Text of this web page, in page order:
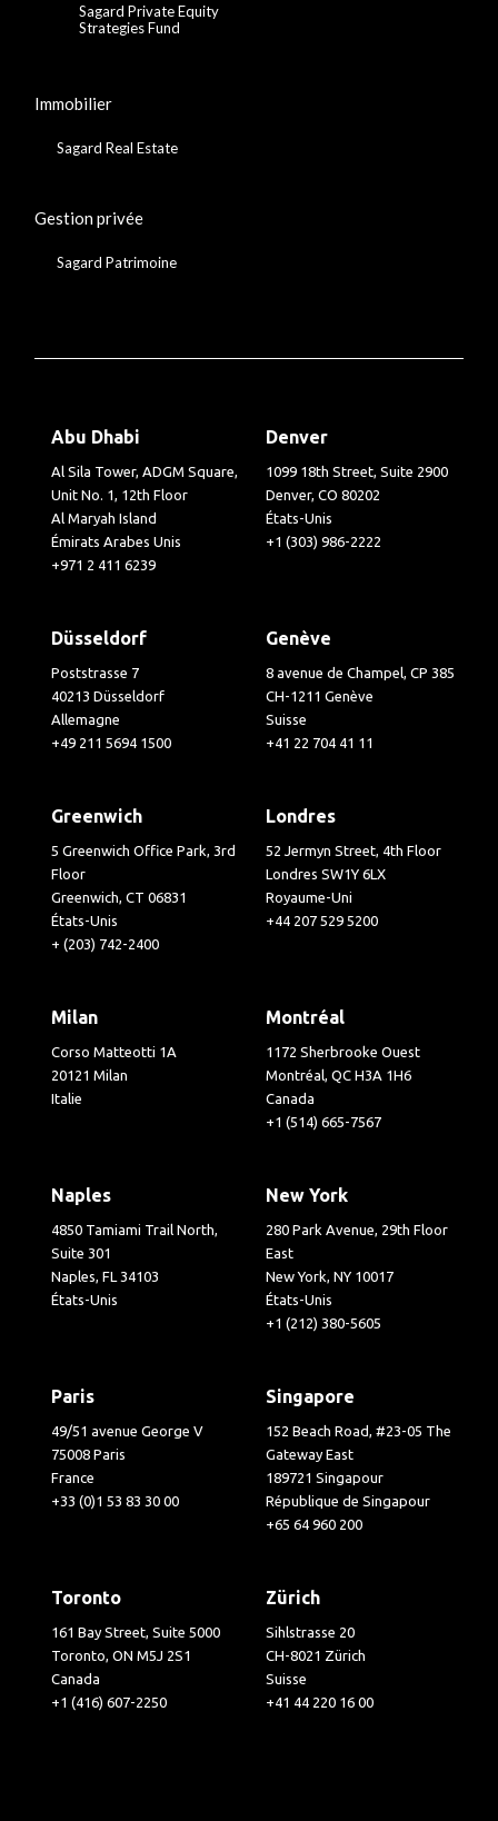
Sagard Private Equity
Strategies Fund
Immobilier
Sagard Real Estate
Gestion privée
Sagard Patrimoine
Abu Dhabi
Al Sila Tower, ADGM Square,
Unit No. 1, 12th Floor
Al Maryah Island
Émirats Arabes Unis
+971 2 411 6239
Denver
1099 18th Street, Suite 2900
Denver, CO 80202
États-Unis
+1 (303) 986-2222
Düsseldorf
Poststrasse 7
40213 Düsseldorf
Allemagne
+49 211 5694 1500
Genève
8 avenue de Champel, CP 385
CH-1211 Genève
Suisse
+41 22 704 41 11
Greenwich
5 Greenwich Office Park, 3rd
Floor
Greenwich, CT 06831
États-Unis
+ (203) 742-2400
Londres
52 Jermyn Street, 4th Floor
Londres SW1Y 6LX
Royaume-Uni
+44 207 529 5200
Milan
Corso Matteotti 1A
20121 Milan
Italie
Montréal
1172 Sherbrooke Ouest
Montréal, QC H3A 1H6
Canada
+1 (514) 665-7567
Naples
4850 Tamiami Trail North,
Suite 301
Naples, FL 34103
États-Unis
New York
280 Park Avenue, 29th Floor
East
New York, NY 10017
États-Unis
+1 (212) 380-5605
Paris
49/51 avenue George V
75008 Paris
France
+33 (0)1 53 83 30 00
Singapore
152 Beach Road, #23-05 The
Gateway East
189721 Singapour
République de Singapour
+65 64 960 200
Toronto
161 Bay Street, Suite 5000
Toronto, ON M5J 2S1
Canada
+1 (416) 607-2250
Zürich
Sihlstrasse 20
CH-8021 Zürich
Suisse
+41 44 220 16 00